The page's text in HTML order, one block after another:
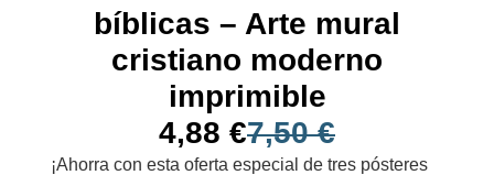
bíblicas – Arte mural
cristiano moderno
imprimible
7,50€
4,88 €
¡Ahorra con esta oferta especial de tres pósteres